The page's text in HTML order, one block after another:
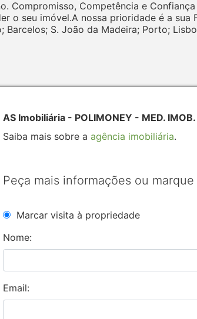
Compromisso, Competência e
o seu imóvel.A nossa prioridade é a sua
Barcelos; S. João da Madeira; Porto;
AS Imobiliária - POLIMONEY - MED.
Saiba mais sobre a agência imobiliária.
Peça mais informações ou
Marcar visita à propriedade
Nome:
Email: